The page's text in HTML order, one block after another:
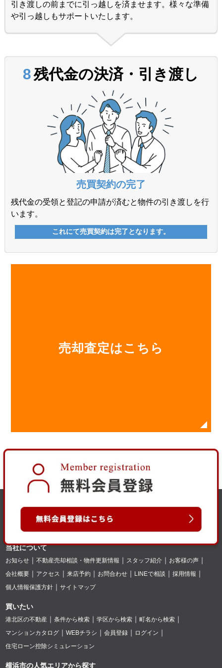
売却査定はこちら
当社について
お知らせ 不動産売却相談・物件更新情報 スタッフ紹介
お客様の声
会社概要
アクセス 来店予約 お問合わせ LINEで相談
採用情報
個人情報保護方針
サイトマップ
買いたい
港北区の不動産 条件から検索 学区から検索
町名から検索
マンションカタログ
WEBチラシ 会員登録
ログイン
住宅ローン控除シミュレーション
横浜市の人気エリアから探す